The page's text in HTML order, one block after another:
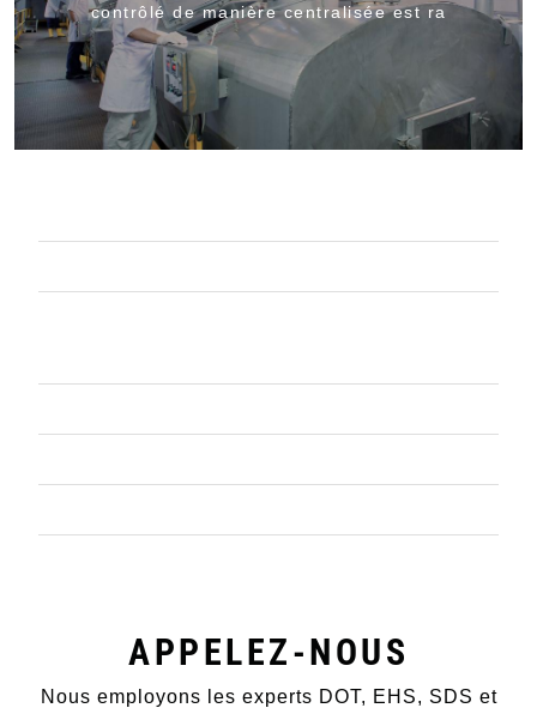
contrôlé de manière centralisée est ra
APPELEZ-NOUS
Nous employons les experts DOT, EHS, SDS et